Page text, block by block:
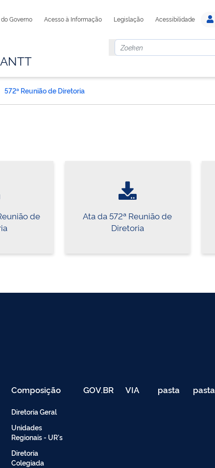
Governo Acesso à Informação Legislação Acessibilidade
572ª Reunião de Diretoria
de
Ata da 572ª Reunião de
Diretoria
Composição
Diretoria Geral
Unidades
Regionais - UR's
Diretoria
Colegiada
GOV.BR VIA pasta
de
pasta
de